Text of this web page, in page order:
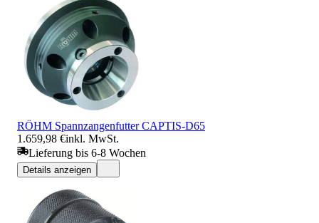
RÖHM Spannzangenfutter CAPTIS-D65
1.659,98 €inkl. MwSt.
Lieferung bis 6-8 Wochen
Details anzeigen